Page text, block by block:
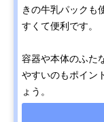
きの牛乳パックも
すくて便利です。
容器や本体のふた
やすいのもポイン
ょう。